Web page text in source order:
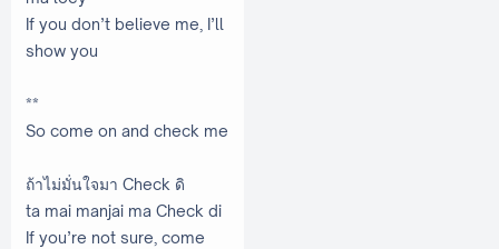
If you don’t believe me, I’ll
show you
**
So come on and check me
ถ้าไม่มั่นใจมา Check ดิ
ta mai manjai ma Check di
If you’re not sure, come